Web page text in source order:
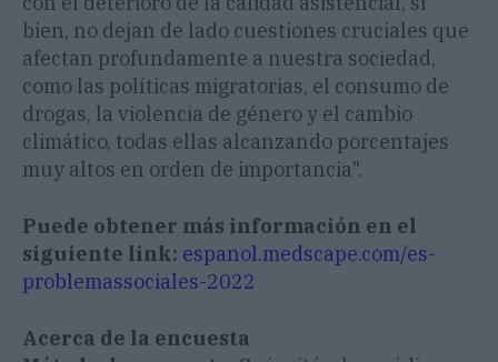
bien, no dejan de lado cuestiones cruciales que
afectan profundamente a nuestra sociedad,
como las políticas migratorias, el consumo de
drogas, la violencia de género y el cambio
climático, todas ellas alcanzando porcentajes
muy altos en orden de importancia".
Puede obtener más información en el
siguiente link: espanol.medscape.com/es-
problemassociales-2022
Acerca de la encuesta